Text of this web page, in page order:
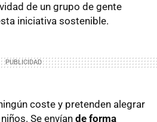
de un grupo de gente
iniciativa sostenible.
coste y pretenden alegrar
Se envían de forma